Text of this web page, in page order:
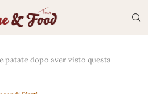
patate dopo aver visto questa